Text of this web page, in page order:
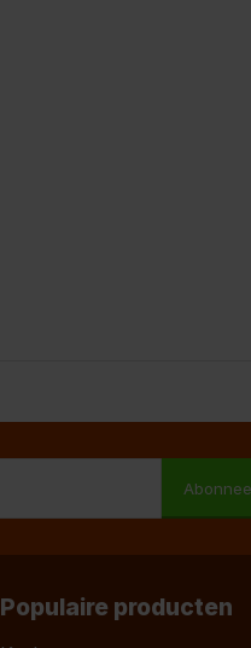
Populaire producten